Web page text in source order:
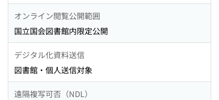
オンライン閲覧公開範囲
国立国会図書館内限定公開
デジタル化資料送信
図書館・個人送信対象
遠隔複写可否（NDL）